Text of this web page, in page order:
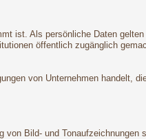
ist. Als persönliche Daten
öffentlich zugänglich
von Unternehmen handelt,
Bild- und